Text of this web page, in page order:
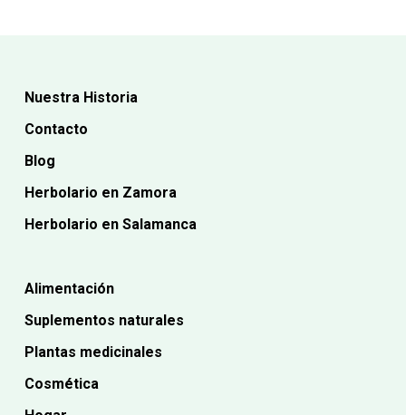
Nuestra Historia
Contacto
Blog
Herbolario en Zamora
Herbolario en Salamanca
Alimentación
Suplementos naturales
Plantas medicinales
Cosmética